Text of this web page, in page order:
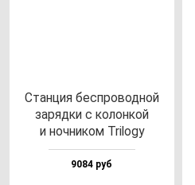
Стан­ция бес­про­вод­ной
за­ряд­ки с ко­лон­кой
и ноч­ни­ком Tri­logy
9084 руб